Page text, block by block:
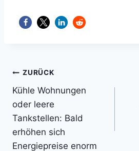
Beitragsnavigation
ZURÜCK
Kühle Wohnungen
oder leere
Tankstellen: Bald
erhöhen sich
Energiepreise enorm